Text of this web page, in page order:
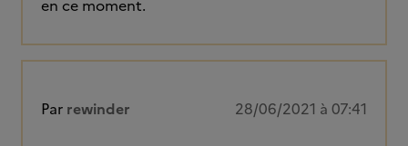
en ce moment.
Par rewinder 28/06/2021 à 07:41